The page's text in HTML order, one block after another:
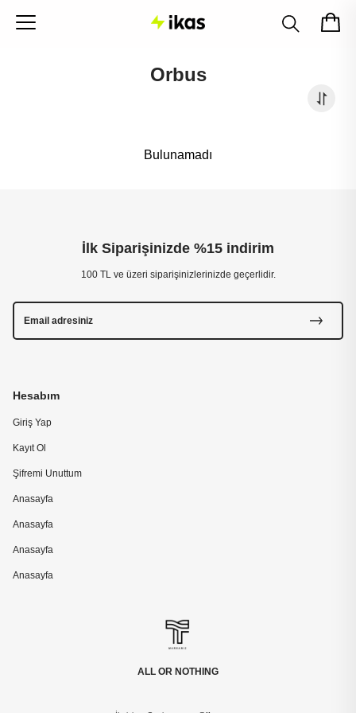
Orbus
Bulunamadı
ALL OR NOTHING
Hesabım
Giriş Yap
Kayıt Ol
Şifremi Unuttum
Anasayfa
Anasayfa
Anasayfa
Anasayfa
İlk Siparişinizde %15 indirim
100 TL ve üzeri siparişinizlerinizde geçerlidir.